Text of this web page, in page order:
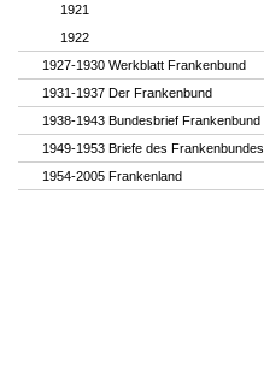
1921
1922
1927-1930 Werkblatt Frankenbund
1931-1937 Der Frankenbund
1938-1943 Bundesbrief Frankenbund
1949-1953 Briefe des Frankenbundes
1954-2005 Frankenland